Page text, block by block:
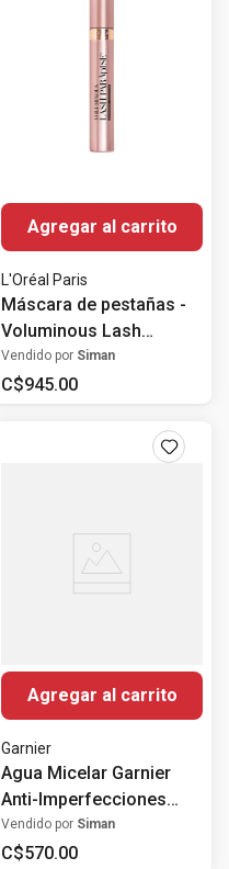
Agregar al carrito
L'Oréal Paris
Máscara de pestañas -
Voluminous Lash
Paradise Waterproof
204 Blackest Black
Vendido por Siman
C$945.00
Agregar al carrito
Garnier
Agua Micelar Garnier
Anti-Imperfecciones
Express Aclara 400ml
Vendido por Siman
C$570.00